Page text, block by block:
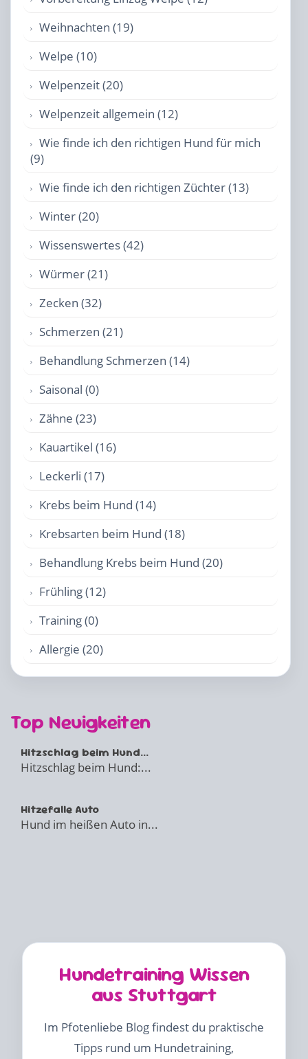
Weihnachten (19)
Welpe (10)
Welpenzeit (20)
Welpenzeit allgemein (12)
Wie finde ich den richtigen Hund für mich
(9)
Wie finde ich den richtigen Züchter (13)
Winter (20)
Wissenswertes (42)
Würmer (21)
Zecken (32)
Schmerzen (21)
Behandlung Schmerzen (14)
Saisonal (0)
Zähne (23)
Kauartikel (16)
Leckerli (17)
Krebs beim Hund (14)
Krebsarten beim Hund (18)
Behandlung Krebs beim Hund (20)
Frühling (12)
Training (0)
Allergie (20)
Top Neuigkeiten
Hitzschlag beim Hund...
Hitzschlag beim Hund:...
Hitzefalle Auto
Hund im heißen Auto in...
Hundetraining Wissen
aus Stuttgart
Im Pfotenliebe Blog findest du praktische
Tipps rund um Hundetraining,